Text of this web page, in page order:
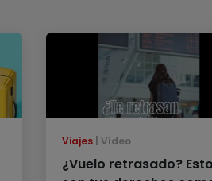
Viajes Vídeo
¿Vuelo retrasado?